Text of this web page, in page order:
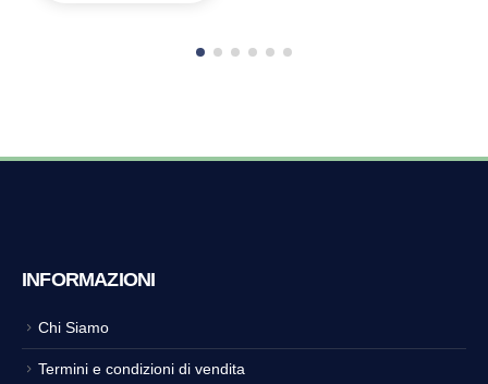
INFORMAZIONI
Chi Siamo
Termini e condizioni di vendita